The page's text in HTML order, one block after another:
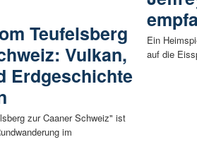
Teufelsberg
Vulkan,
Erdgeschichte
zur Caaner Schweiz" ist
im
Ein
auf die